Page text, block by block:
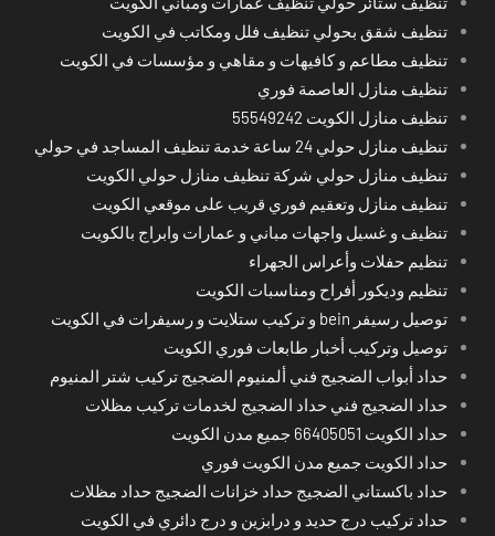
تنظيف شقق بحولي تنظيف فلل ومكاتب في الكويت
تنظيف مطاعم و كافيهات و مقاهي و مؤسسات في الكويت
تنظيف منازل العاصمة فوري
تنظيف منازل الكويت 55549242
تنظيف منازل حولي 24 ساعة خدمة تنظيف المساجد في حولي
تنظيف منازل حولي شركة تنظيف منازل حولي الكويت
تنظيف منازل وتعقيم فوري قريب على موقعي الكويت
تنظيف و غسيل واجهات مباني و عمارات وابراج بالكويت
تنظيم حفلات وأعراس الجهراء
تنظيم وديكور أفراح ومناسبات الكويت
توصيل رسيفر bein و تركيب ستلايت و رسيفرات في الكويت
توصيل وتركيب أخبار طابعات فوري الكويت
حداد أبواب الضجيج فني ألمنيوم الضجيج تركيب شتر المنيوم
حداد الضجيج فني حداد الضجيج لخدمات تركيب مظلات
حداد الكويت 66405051 جميع مدن الكويت
حداد الكويت جميع مدن الكويت فوري
حداد باكستاني الضجيج حداد خزانات الضجيج حداد مظلات
حداد تركيب درج حديد و درابزين و درج دائري في الكويت